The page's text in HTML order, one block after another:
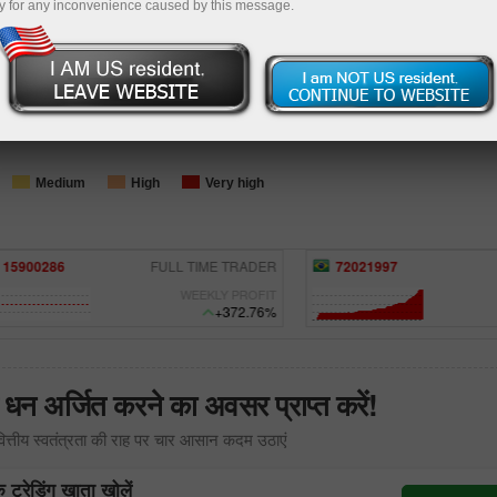
Medium High Very high
Loading...
FULL TIME TRADER
+372.76%
72021997
अर्जित करने का अवसर प्राप्त करें!
स्वतंत्रता की राह पर चार आसान कदम उठाएं
खाता खोलें
for any inconvenience caused by this message.